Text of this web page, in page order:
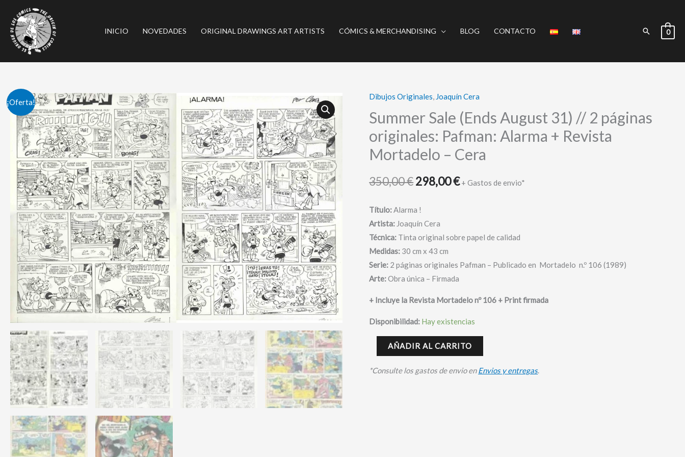
contenido
INICIO NOVEDADES ORIGINAL DRAWINGS ART ARTISTS CÓMICS & MERCHANDISING BLOG CONTACTO Buscar
0
¡Oferta!
Dibujos Originales, Joaquín Cera
Summer Sale (Ends August 31) // 2 páginas
originales: Pafman: Alarma + Revista
Mortadelo – Cera
350,00€
El
precio
original
350,00 €.
298,00€
El
precio
actual
298,00 €.
+ Gastos de envio*
Título:Alarma !
Artista: Joaquín Cera
Técnica: Tinta original sobre papel de calidad
Medidas: 30 cm x 43 cm
Serie: 2 páginas originales Pafman – Publicado en Mortadelo n.º 106 (1989)
Arte:Obra única – Firmada
+ Incluye la Revista Mortadelo nº 106 + Print firmada
Disponibilidad: Hay existencias
Summer
Sale
(Ends
August
31)
2
originales:
Pafman:
Alarma
+
Revista
Mortadelo
Cera
cantidad
AÑADIR AL CARRITO
*Consulte los gastos de envio enEnvios y entregas.